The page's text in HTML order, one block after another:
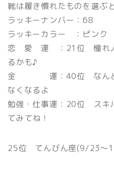
靴は履き慣れたものを選ぶ
ラッキーナンバー：68
ラッキーカラー ：ピンク
恋 愛 運 ：21位 憧れ人
るかも♪
金 運：40位 なんとな
なくなるよ
勉強・仕事運：20位 スキ
てみてね！
25位 てんびん座(9/23〜